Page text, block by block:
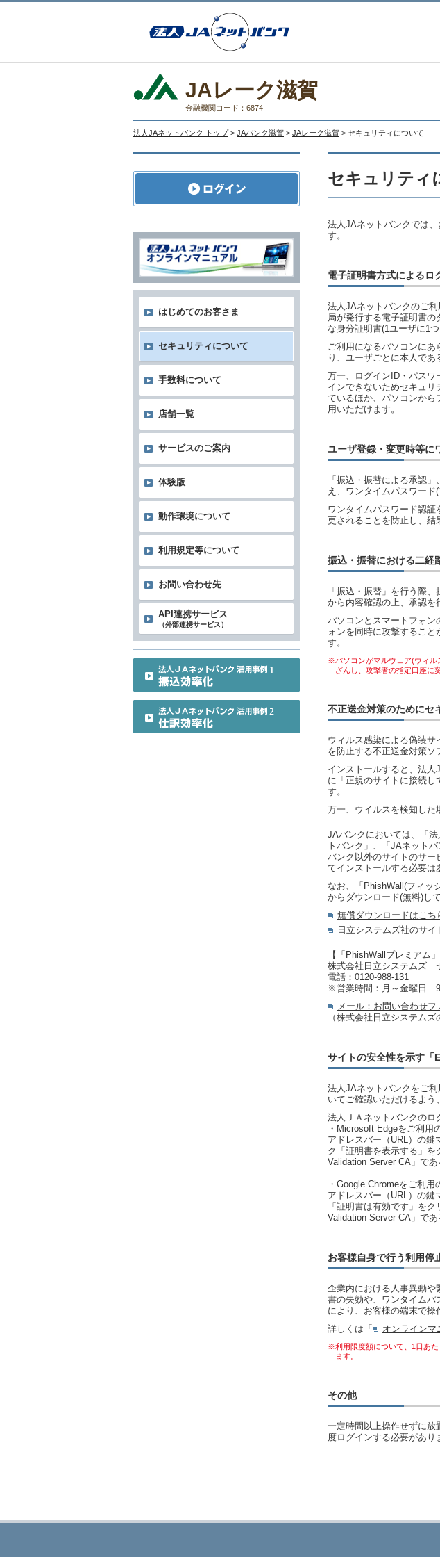
JAレーク滋賀
金融機関コード：6874
法人JAネットバンク トップ > JAバンク滋賀 > JAレーク滋賀 > セキュリティについて
セキュリティ
法人JAネットバンクでは
す。
電子証明書方式によるロ
法人JAネットバンクのご
局が発行する電子証明書
な身分証明書(1ユーザに1つ
ご利用になるパソコンにあ
り、ユーザごとに本人であ
万一、ログインID・パスワ
インできないためセキュ
ているほか、パソコンから
用いただけます。
ユーザ登録・変更時等に
「振込・振替による承認
え、ワンタイムパスワード
ワンタイムパスワード認
更されることを防止し、結
振込・振替における二経
「振込・振替」を行う際
から内容確認の上、承認を
パソコンとスマートフォン
ォンを同時に攻撃するこ
す。
※パソコンがマルウェア(ウィル
ざんし、攻撃者の指定口座に
不正送金対策のためにセ
ウィルス感染による偽装
を防止する不正送金対策ソ
インストールすると、法
に「正規のサイトに接続し
す。
万一、ウイルスを検知した
JAバンクにおいては、「
トバンク」、「JAネット
バンク以外のサイトのサー
てインストールする必要は
なお、「PhishWall(フィッ
からダウンロード(無料)し
無償ダウンロードはこち
日立システムズ社のサイ
【「PhishWallプレミアム
株式会社日立システムズ
電話：0120-988-131
※営業時間：月～金曜日
メール：お問い合わせフ
（株式会社日立システム
サイトの安全性を示す「
法人JAネットバンクをご
いてご確認いただけるよう
法人ＪＡネットバンクのロ
・Microsoft Edgeをご利用
アドレスバー（URL）の
ク「証明書を表示する」を
Validation Server CA」で
・Google Chromeをご利用
アドレスバー（URL）の
「証明書は有効です」を
Validation Server CA」で
お客様自身で行う利用停
企業内における人事異動や
書の失効や、ワンタイムパ
により、お客様の端末で操
詳しくは「
オンラインマ
※利用限度額について、1日あた
ます。
その他
一定時間以上操作せずに放
度ログインする必要があり
はじめてのお客さま
セキュリティについて
手数料について
店舗一覧
サービスのご案内
体験版
動作環境について
利用規定等について
お問い合わせ先
API連携サービス
（外部連携サービス）